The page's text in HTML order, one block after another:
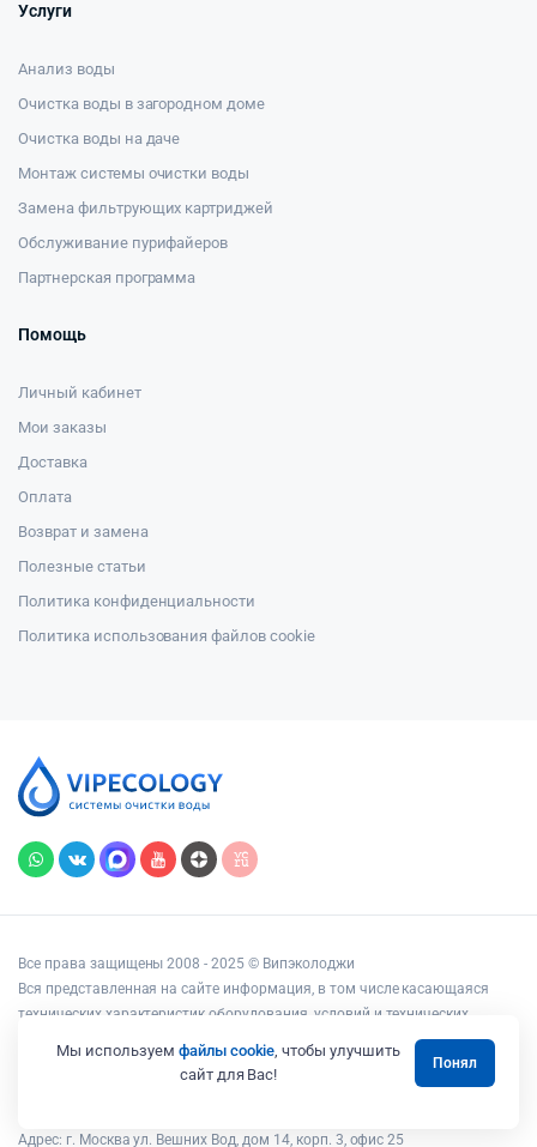
Услуги
Анализ воды
Очистка воды в загородном доме
Очистка воды на даче
Монтаж системы очистки воды
Замена фильтрующих картриджей
Обслуживание пурифайеров
Партнерская программа
Помощь
Личный кабинет
Мои заказы
Доставка
Оплата
Возврат и замена
Полезные статьи
Политика конфиденциальности
Политика использования файлов cookie
Все права защищены 2008 - 2025 © Випэколоджи
Вся представленная на сайте информация, в том числе касающаяся
технических характеристик оборудования, условий и технических
возможностей подключения, наличия на складе, стоимости товаров и
услуг, носит информационный характер и ни при каких условиях не
является публичной офертой, определяемой положениями статьи 437
Адрес: г. Москва ул. Вешних Вод, дом 14, корп. 3, офис 25
Мы используем файлы cookie, чтобы улучшить
сайт для Вас!
Понял